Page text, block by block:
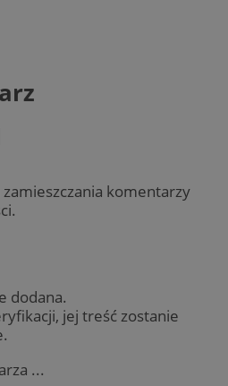
komentarzy
dodana.
jej treść zostanie
...